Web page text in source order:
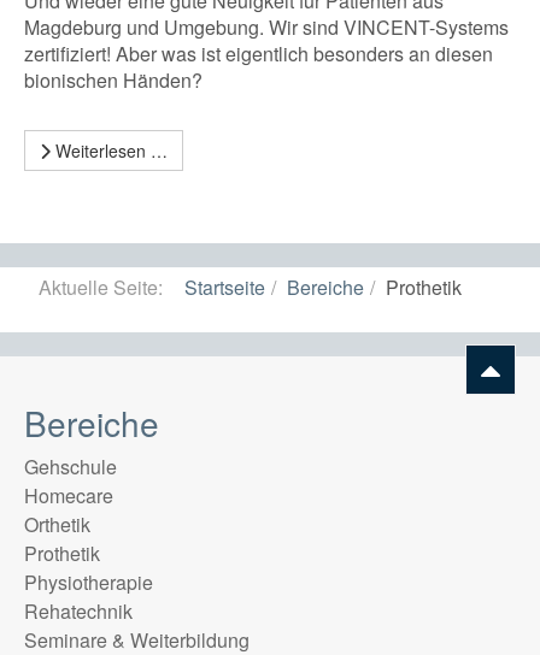
Magdeburg und Umgebung. Wir sind VINCENT-Systems
zertifiziert! Aber was ist eigentlich besonders an diesen
bionischen Händen?
Weiterlesen …
Aktuelle Seite: Startseite Bereiche Prothetik
Bereiche
Gehschule
Homecare
Orthetik
Prothetik
Physiotherapie
Rehatechnik
Seminare & Weiterbildung